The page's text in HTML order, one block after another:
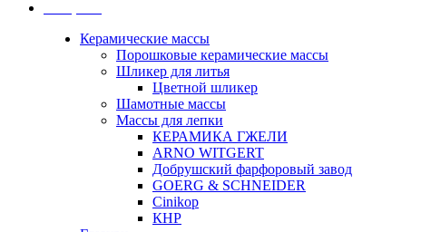
Керамические массы
Порошковые керамические массы
Шликер для литья
Цветной шликер
Шамотные массы
Массы для лепки
КЕРАМИКА ГЖЕЛИ
ARNO WITGERT
Добрушский фарфоровый завод
GOERG & SCHNEIDER
Cinikop
КНР